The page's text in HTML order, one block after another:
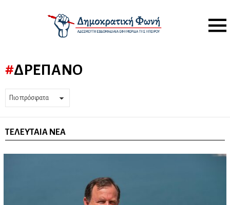
Menu
ΔΡΈΠΑΝΟ
ΤΕΛΕΥΤΑΊΑ ΝΈΑ